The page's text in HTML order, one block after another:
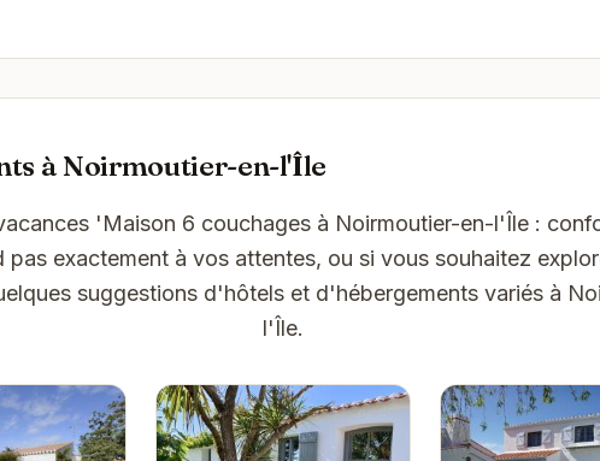
à Noirmoutier-en-l'Île
'Maison 6 couchages à Noirmoutier-en-l'Île :
pas exactement à vos attentes, ou si vous souhaitez
suggestions d'hôtels et d'hébergements variés à
l'Île.